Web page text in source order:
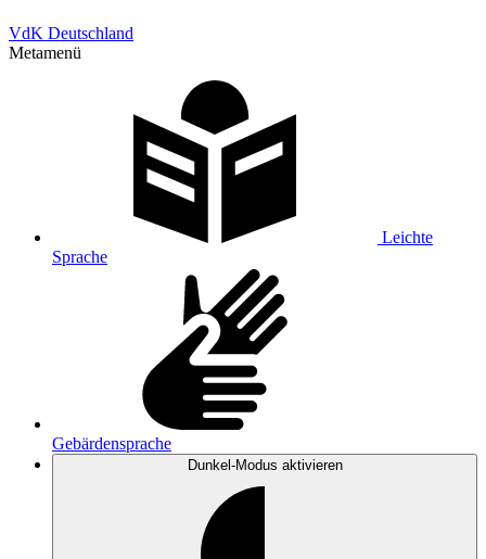
VdK Deutschland
Metamenü
Leichte
Sprache
Gebärdensprache
Dunkel-Modus aktivieren